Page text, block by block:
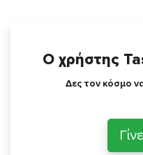
Ο χρήστης
Δες τον κόσμο